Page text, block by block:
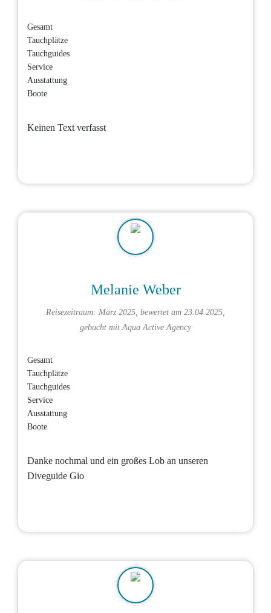
Gesamt
Tauchplätze
Tauchguides
Service
Ausstattung
Boote
Keinen Text verfasst
Melanie Weber
Reisezeitraum: März 2025, bewertet am 23.04.2025,
gebucht mit Aqua Active Agency
Gesamt
Tauchplätze
Tauchguides
Service
Ausstattung
Boote
Danke nochmal und ein großes Lob an unseren
Diveguide Gio